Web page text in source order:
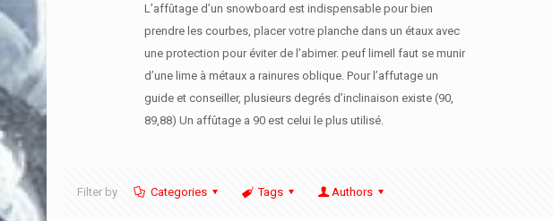
L’affûtage d’un snowboard est indispensable pour bien
prendre les courbes, placer votre planche dans un étaux avec
une protection pour éviter de l’abimer. peuf limeIl faut se munir
d’une lime à métaux a rainures oblique. Pour l’affutage un
guide et conseiller, plusieurs degrés d’inclinaison existe (90,
89,88) Un affûtage a 90 est celui le plus utilisé.
Filter by Categories Tags Authors